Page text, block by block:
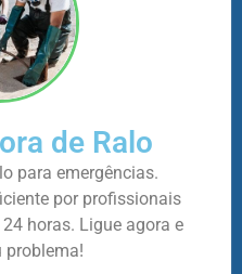
de Ralo
para emergências.
por profissionais
horas. Ligue agora e
problema!